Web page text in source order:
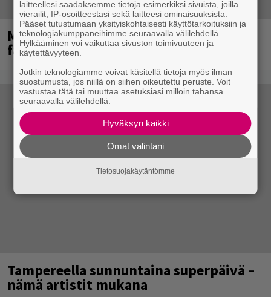
Mainioita uutisia Remu Aaltosen
faneille
Tampereella sunnuntaina superpäivä –
nämä artistit mukana
laitteellesi saadaksemme tietoja esimerkiksi sivuista, joilla
vierailit, IP-osoitteestasi sekä laitteesi ominaisuuksista.
Pääset tutustumaan yksityiskohtaisesti käyttötarkoituksiin ja
teknologiakumppaneihimme seuraavalla välilehdellä.
Hylkääminen voi vaikuttaa sivuston toimivuuteen ja
käytettävyyteen.
Jotkin teknologiamme voivat käsitellä tietoja myös ilman
suostumusta, jos niillä on siihen oikeutettu peruste. Voit
vastustaa tätä tai muuttaa asetuksiasi milloin tahansa
seuraavalla välilehdellä.
Hyväksyn kaikki
Omat valintani
Tietosuojakäytäntömme